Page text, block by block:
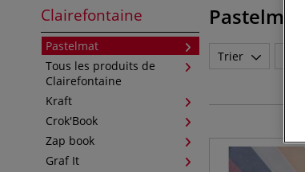
Clairefontaine
Pastelmat
Tous les produits de
Clairefontaine
Kraft
Crok'Book
Zap book
Graf It
Pastelmat
Trier